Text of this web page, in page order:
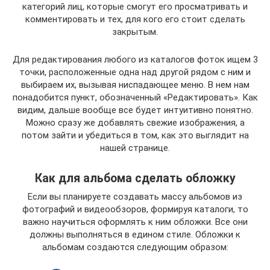
категорий лиц, которые смогут его просматривать и
комментировать и тех, для кого его стоит сделать
закрытым.
Для редактирования любого из каталогов фоток ищем 3
точки, расположенные одна над другой рядом с ним и
выбираем их, вызывая ниспадающее меню. В нем нам
понадобится пункт, обозначенный «Редактировать». Как
видим, дальше вообще все будет интуитивно понятно.
Можно сразу же добавлять свежие изображения, а
потом зайти и убедиться в том, как это выглядит на
нашей странице.
Как для альбома сделать обложку
Если вы планируете создавать массу альбомов из
фотографий и видеообзоров, формируя каталоги, то
важно научиться оформлять к ним обложки. Все они
должны выполняться в едином стиле. Обложки к
альбомам создаются следующим образом: